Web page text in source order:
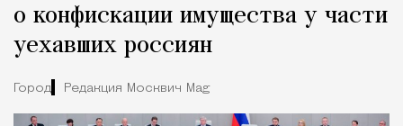
о конфискации имущества у части
уехавших россиян
Город Редакция Москвич Mag